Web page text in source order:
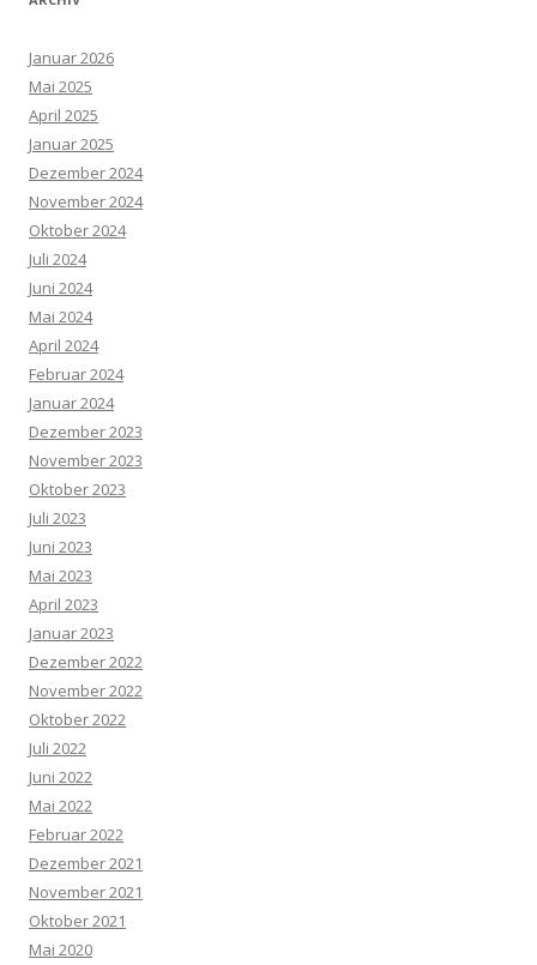
Januar 2026
Mai 2025
April 2025
Januar 2025
Dezember 2024
November 2024
Oktober 2024
Juli 2024
Juni 2024
Mai 2024
April 2024
Februar 2024
Januar 2024
Dezember 2023
November 2023
Oktober 2023
Juli 2023
Juni 2023
Mai 2023
April 2023
Januar 2023
Dezember 2022
November 2022
Oktober 2022
Juli 2022
Juni 2022
Mai 2022
Februar 2022
Dezember 2021
November 2021
Oktober 2021
Mai 2020